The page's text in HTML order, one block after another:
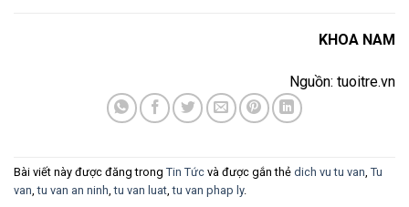
KHOA NAM
Nguồn: tuoitre.vn
Bài viết này được đăng trong Tin Tức và được gắn thẻ dich vu tu van, Tu
van,tu van an ninh,tu van luat,tu van phap ly.